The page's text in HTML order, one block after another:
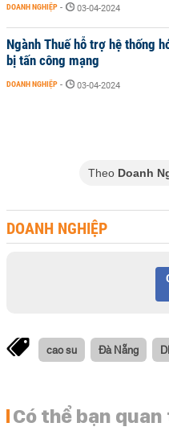
DOANH NGHIỆP - 03-04-2024
Ngành Thuế hỗ trợ hệ thống
bị tấn công mạng
DOANH NGHIỆP - 03-04-2024
Theo Doanh
DOANH NGHIỆP
cao su Đà Nẵng
Có thể bạn quan